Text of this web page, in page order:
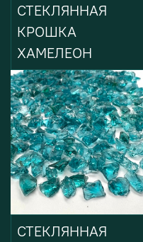
СТЕКЛЯННАЯ
КРОШКА
ХАМЕЛЕОН
СТЕКЛЯННАЯ